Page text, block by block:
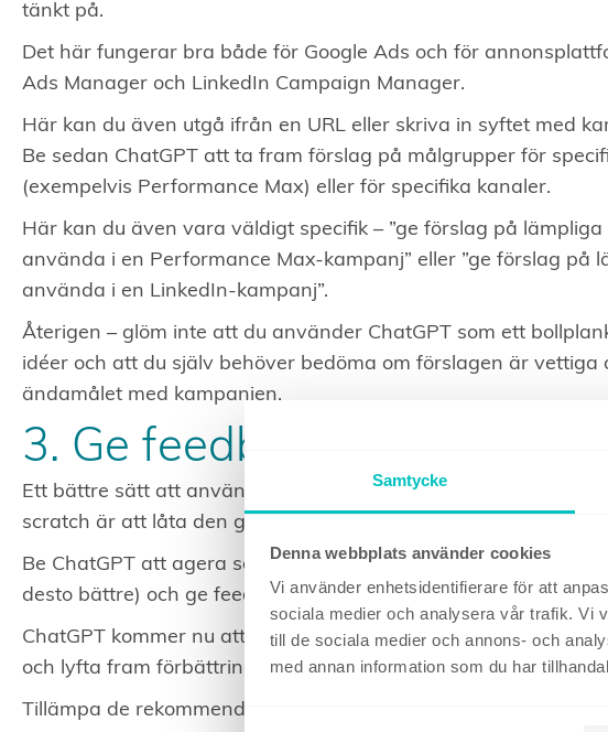
Samtycke
Denna webbplats använder cookies
Vi använder enhetsidentifierare för att
sociala medier och analysera vår trafik. Vi
till de sociala medier och annons- och
med annan information som du har
tänkt på.
Det här fungerar bra både för Google Ads och för
Ads Manager och LinkedIn Campaign Manager.
Här kan du även utgå ifrån en URL eller skriva in syftet med
Be sedan ChatGPT att ta fram förslag på målgrupper för
(exempelvis Performance Max) eller för specifika kanaler.
Här kan du även vara väldigt specifik – ”ge förslag på
använda i en Performance Max-kampanj” eller ”ge förslag på
använda i en LinkedIn-kampanj”.
Återigen – glöm inte att du använder ChatGPT som ett
idéer och att du själv behöver bedöma om förslagen är vettiga
ändamålet med kampanjen.
3. Ge feedback på
Ett bättre sätt att använda ChatGPT på än att låta den skriva
scratch är att låta den ge feedback på dina egna annonstexter.
Be ChatGPT att agera som din målgrupp (återigen – desto mer
desto bättre) och ge feedback på annonstexterna som du
ChatGPT kommer nu att belysa de positiva aspekter av
och lyfta fram förbättringspotential.
Tillämpa de rekommendationer som du bedömer är lämpliga.